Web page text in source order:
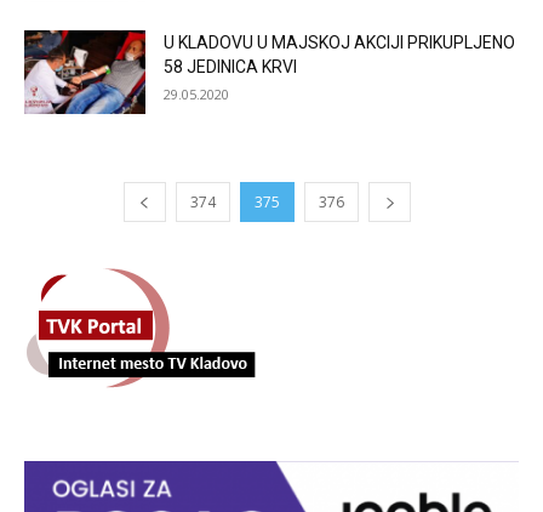
U KLADOVU U MAJSKOJ AKCIJI PRIKUPLJENO
58 JEDINICA KRVI
29.05.2020
374 375 376